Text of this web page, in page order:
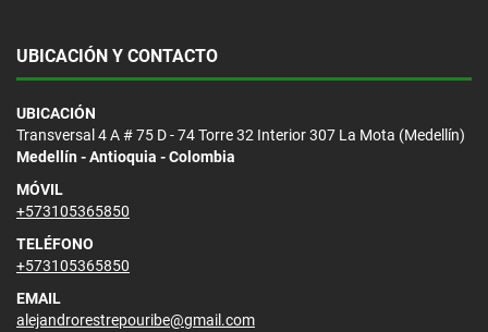
UBICACIÓN Y CONTACTO
UBICACIÓN
Transversal 4 A # 75 D - 74 Torre 32 Interior 307 La Mota (Medellín)
Medellín - Antioquia - Colombia
MÓVIL
+573105365850
TELÉFONO
+573105365850
EMAIL
alejandrorestrepouribe@gmail.com